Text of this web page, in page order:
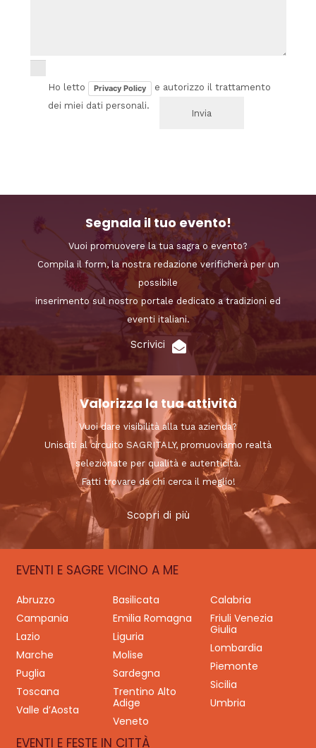
Ho letto Privacy Policy
e autorizzo il trattamento
dei miei dati personali.
Segnala il tuo evento!
Vuoi promuovere la tua sagra o evento?
Compila il form, la nostra redazione verificherà per un
possibile
inserimento sul nostro portale dedicato a tradizioni ed
eventi italiani.
Scrivici
Valorizza la tua attività
Vuoi dare visibilità alla tua azienda?
Unisciti al circuito SAGRITALY, promuoviamo realtà
selezionate per qualità e autenticità.
Fatti trovare da chi cerca il meglio!
Scopri di più
EVENTI E SAGRE VICINO A ME
Abruzzo Basilicata
Calabria
Campania
Emilia Romagna
Friuli Venezia
Giulia
Lazio
Liguria
Lombardia
Marche
Molise
Piemonte
Puglia
Sardegna
Sicilia
Toscana
Trentino Alto
Adige
Umbria
Valle d’Aosta
Veneto
EVENTI E FESTE IN CITTÀ